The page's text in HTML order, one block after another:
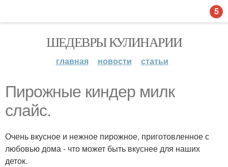
ШЕДЕВРЫ КУЛИНАРИИ
главная новости статьи
Пирожные киндер милк
слайс.
Очень вкусное и нежное пирожное, приготовленное с
любовью дома - что может быть вкуснее для наших
деток.
5